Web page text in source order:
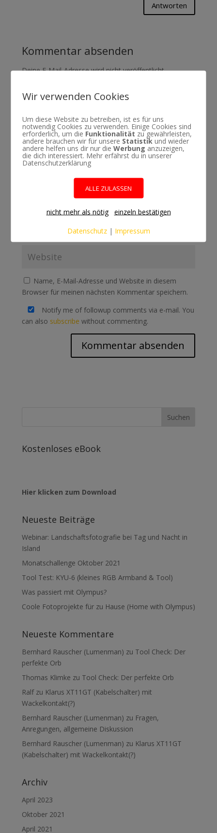
Antworten
Kommentar absenden
Deine E-Mail-Adresse wird nicht veröffentlicht.
Name, E-Mail-Adresse und Website in diesem
Browser für meinen nächsten Kommentar speichern.
Notify me of followup comments via e-mail. You
can also subscribe without commenting.
Kostenloses eBook
Hier klicken zum Download
Neueste Beiträge
Webinar: Landschaftsfotografie bei Tag und Nacht in
Island
Monatschallenge Oktober 2021
Tool Test: KYU-6 (kleines RGB Armband & Tool)
Was passiert mit Olympus?
Coole Fotoprojekte für zu Hause (Home with Olympus)
Neueste Kommentare
Bernhard Rauscher (Lumenman) zu Tool Check: Der
perfekte Orb
Thomas Klimke zu Tool Check: Der perfekte Orb
Ralfzu Klarus XT11GT (Kabelschalter) mit
Wackelkontakt(?)
Bernhard Rauscher (Lumenman) zu Fragen,
Anregungen, allgemeine Diskussion
Bernhard Rauscher (Lumenman) zu Klarus XT11GT
(Kabelschalter) mit Wackelkontakt(?)
Archiv
April 2023
Oktober 2021
April 2021
Wir verwenden Cookies
Um diese Website zu betreiben, ist es für uns
notwendig Cookies zu verwenden. Einige Cookies sind
erforderlich, um die Funktionalität zu gewährleisten,
andere brauchen wir für unsere Statistik und wieder
andere helfen uns dir nur dieWerbung anzuzeigen,
die dich interessiert. Mehr erfährst du in unserer
Datenschutzerklärung
ALLE ZULASSEN
nicht mehr als nötig einzeln bestätigen
Datenschutz| Impressum